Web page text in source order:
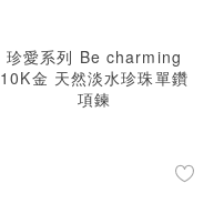
珍愛系列 Be charming
10K金 天然淡水珍珠單鑽
項鍊